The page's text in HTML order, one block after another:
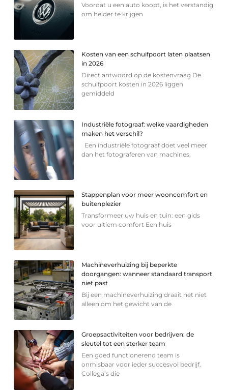
Voordat u een auto koopt, is het verstandig
om helder te krijgen
Kosten van een schuifpoort laten plaatsen
in 2026
Direct antwoord op de kostenvraag De
schuifpoort kosten in 2026 liggen
gemiddeld
Industriële fotograaf: welke vaardigheden
maken het verschil?
Een industriële fotograaf doet veel meer
dan het fotograferen van machines,
Stappenplan voor meer wooncomfort en
buitenplezier
Transformeer uw huis en tuin: een gids
voor ultiem comfort Een huis
Machineverhuizing bij beperkte
doorgangen: wanneer standaard transport
niet past
Bij een machineverhuizing draait het niet
alleen om het gewicht van de
Groepsactiviteiten voor bedrijven: de
sleutel tot een sterker team
Een goed functionerend team is
onmisbaar voor ieder succesvol bedrijf.
Collega’s die